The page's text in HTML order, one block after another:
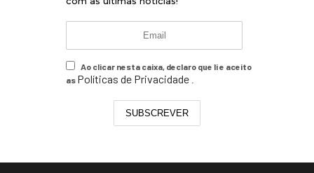
Ao clicar nesta caixa, declaro que li e aceito
as Políticas de Privacidade .
SUBSCREVER